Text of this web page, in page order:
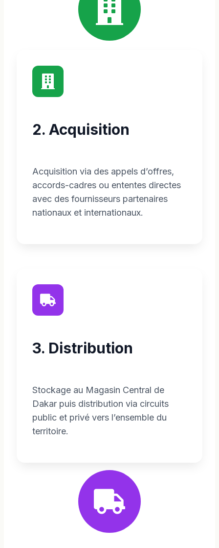
2. Acquisition
Acquisition via des appels d’offres,
accords-cadres ou ententes directes
avec des fournisseurs partenaires
nationaux et internationaux.
3. Distribution
Stockage au Magasin Central de
Dakar puis distribution via circuits
public et privé vers l’ensemble du
territoire.